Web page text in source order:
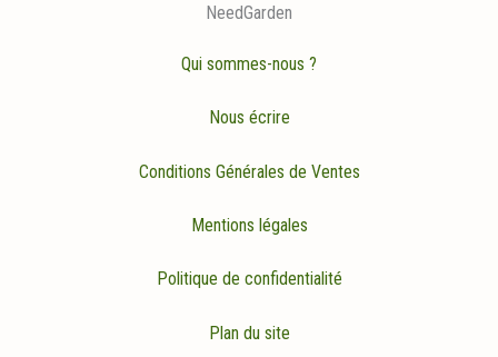
NeedGarden
Qui sommes-nous ?
Nous écrire
Conditions Générales de Ventes
Mentions légales
Politique de confidentialité
Plan du site